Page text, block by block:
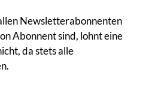
Newsletterabonnenten
Abonnent sind, lohnt eine
da stets alle